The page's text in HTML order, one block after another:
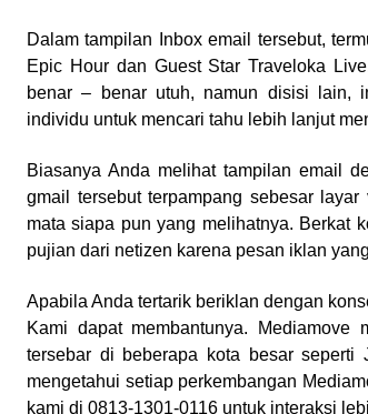
Dalam tampilan Inbox email tersebut,
Epic Hour dan Guest Star Traveloka
benar – benar utuh, namun disisi lain,
individu untuk mencari tahu lebih lanjut
Biasanya Anda melihat tampilan email
gmail tersebut terpampang sebesar
mata siapa pun yang melihatnya. Berkat
pujian dari netizen karena pesan iklan
Apabila Anda tertarik beriklan dengan
Kami dapat membantunya.
tersebar di beberapa kota besar seperti
mengetahui setiap perkembangan
kami di 0813-1301-0116 untuk interaksi